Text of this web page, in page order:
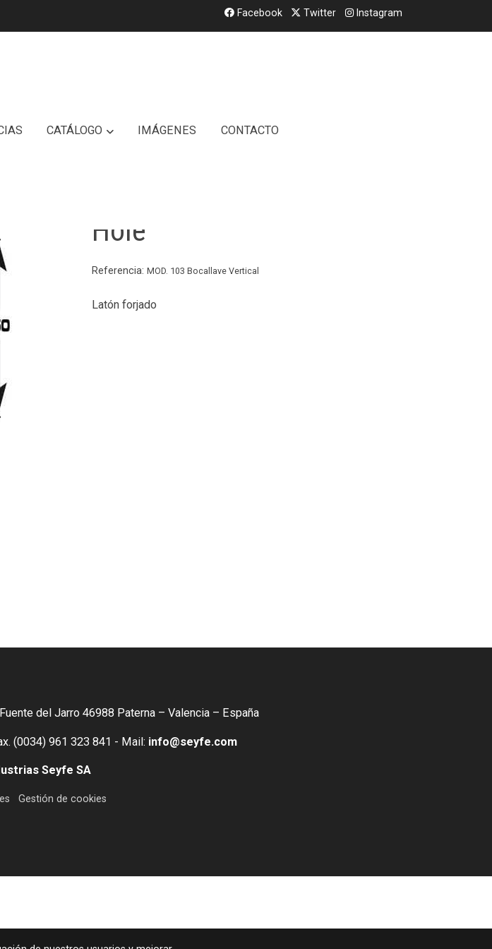
Facebook Twitter Instagram
CATÁLOGO IMÁGENES CONTACTO
Hole
Referencia:MOD. 103 Bocallave Vertical
Latón forjado
del Jarro 46988 Paterna – Valencia – España
(0034) 961 323 841 - Mail: info@seyfe.com
Seyfe SA
Gestión de cookies